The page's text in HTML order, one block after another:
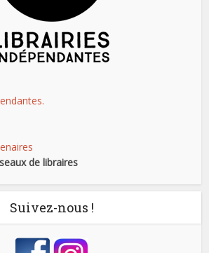
de libraires
Suivez-nous !